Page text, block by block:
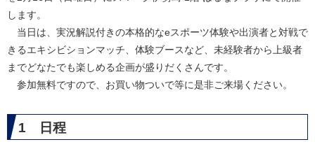
します。
当日は、実況解説付きの本格的なeスポーツ体験や出演者と対戦で
きるエキシビションマッチ、体験ブースなど、未経験者から上級者
までどなたでも楽しめる企画が盛りだくさんです。
参加無料ですので、お買い物ついで等に是非ご来場ください。
1 日程